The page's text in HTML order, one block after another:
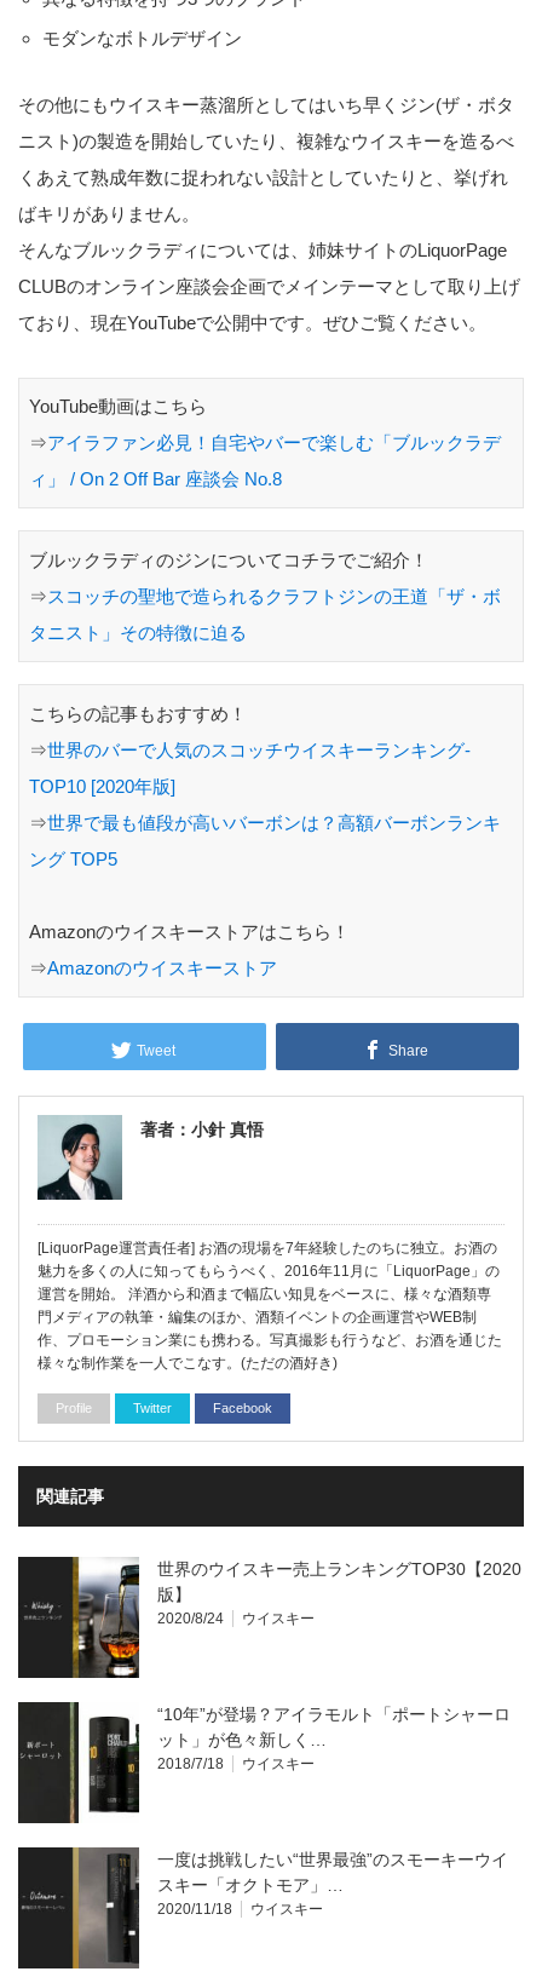
モダンなボトルデザイン
その他にもウイスキー蒸溜所としてはいち早くジン(ザ・ボタ
ニスト)の製造を開始していたり、複雑なウイスキーを造るべ
くあえて熟成年数に捉われない設計としていたりと、挙げれ
ばキリがありません。
そんなブルックラディについては、姉妹サイトのLiquorPage
CLUBのオンライン座談会企画でメインテーマとして取り上げ
ており、現在YouTubeで公開中です。ぜひご覧ください。
YouTube動画はこちら
⇒アイラファン必見！自宅やバーで楽しむ「ブルックラデ
ィ」 / On 2 Off Bar 座談会 No.8
ブルックラディのジンについてコチラでご紹介！
⇒スコッチの聖地で造られるクラフトジンの王道「ザ・ボ
タニスト」その特徴に迫る
こちらの記事もおすすめ！
⇒世界のバーで人気のスコッチウイスキーランキング-
TOP10 [2020年版]
⇒世界で最も値段が高いバーボンは？高額バーボンランキ
ング TOP5
Amazonのウイスキーストアはこちら！
⇒Amazonのウイスキーストア
Tweet Share
著者：小針 真悟
[LiquorPage運営責任者] お酒の現場を7年経験したのちに独立。お酒の
魅力を多くの人に知ってもらうべく、2016年11月に「LiquorPage」の
運営を開始。 洋酒から和酒まで幅広い知見をベースに、様々な酒類専
門メディアの執筆・編集のほか、酒類イベントの企画運営やWEB制
作、プロモーション業にも携わる。写真撮影も行うなど、お酒を通じた
様々な制作業を一人でこなす。(ただの酒好き)
Profile Twitter Facebook
関連記事
世界のウイスキー売上ランキングTOP30【2020
版】
2020/8/24 ウイスキー
“10年”が登場？アイラモルト「ポートシャーロ
ット」が色々新しく…
2018/7/18 ウイスキー
一度は挑戦したい“世界最強”のスモーキーウイ
スキー「オクトモア」…
2020/11/18 ウイスキー